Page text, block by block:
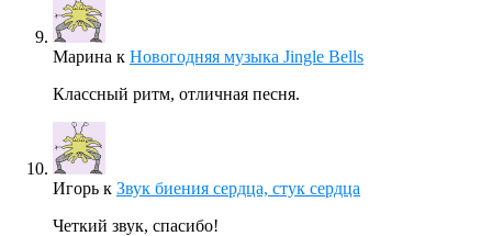
Марина к Новогодняя музыка Jingle Bells
Классный ритм, отличная песня.
Игорь к Звук биения сердца, стук сердца
Четкий звук, спасибо!